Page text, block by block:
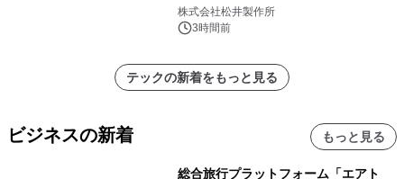
株式会社松井製作所
3時間前
テックの新着をもっと見る
ビジネスの新着 もっと見る
総合旅行プラットフォーム「エアト